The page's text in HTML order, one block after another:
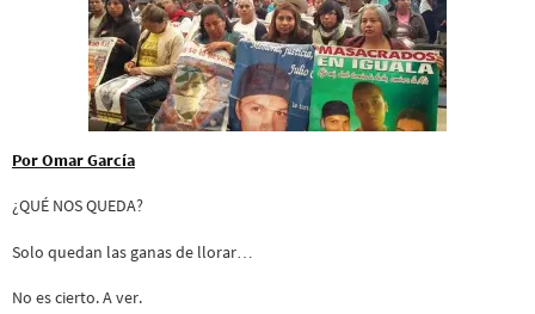
Por Omar García
¿QUÉ NOS QUEDA?
Solo quedan las ganas de llorar…
No es cierto. A ver.